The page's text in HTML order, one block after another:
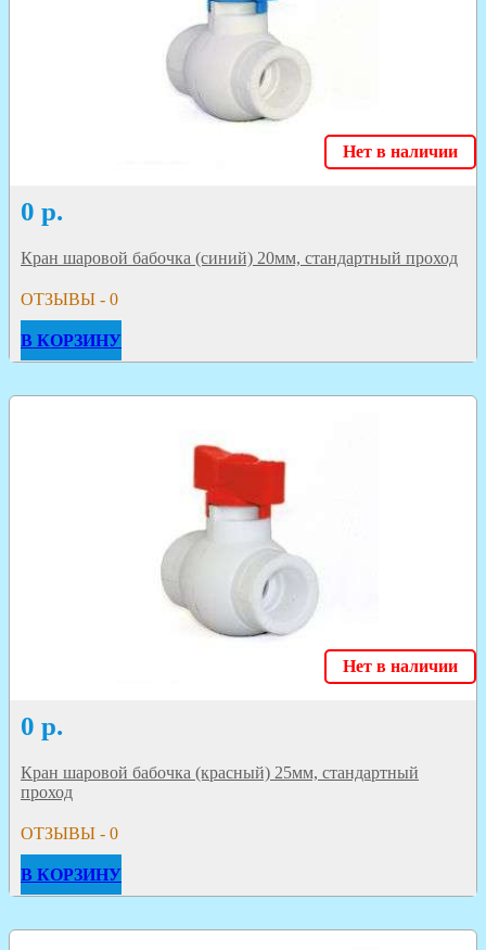
Нет в наличии
0 р.
Кран шаровой бабочка (синий) 20мм, стандартный проход
ОТЗЫВЫ - 0
В КОРЗИНУ
Нет в наличии
0 р.
Кран шаровой бабочка (красный) 25мм, стандартный
проход
ОТЗЫВЫ - 0
В КОРЗИНУ